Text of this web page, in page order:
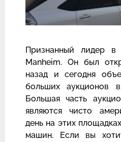
Признанный лидер
Manheim. Он был
назад и сегодня
больших аукционов
Большая часть
являются чисто
день на этих
машин. Если вы